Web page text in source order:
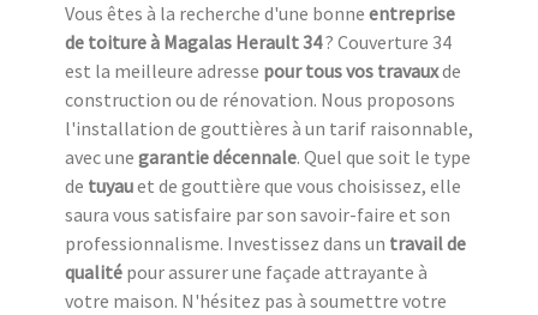
Vous êtes à la recherche d'une bonne entreprise
de toiture à Magalas Herault 34? Couverture 34
est la meilleure adresse pour tous vos travauxde
construction ou de rénovation. Nous proposons
l'installation de gouttières à un tarif raisonnable,
avec une garantie décennale. Quel que soit le type
de tuyauet de gouttière que vous choisissez, elle
saura vous satisfaire par son savoir-faire et son
professionnalisme. Investissez dans un travail de
qualité pour assurer une façade attrayante à
votre maison. N'hésitez pas à soumettre votre